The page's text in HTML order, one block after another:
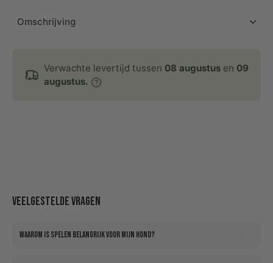
Omschrijving
Verwachte levertijd tussen 08 augustus en 09
augustus.
Veelgestelde vragen
Waarom is spelen belangrijk voor mijn hond?